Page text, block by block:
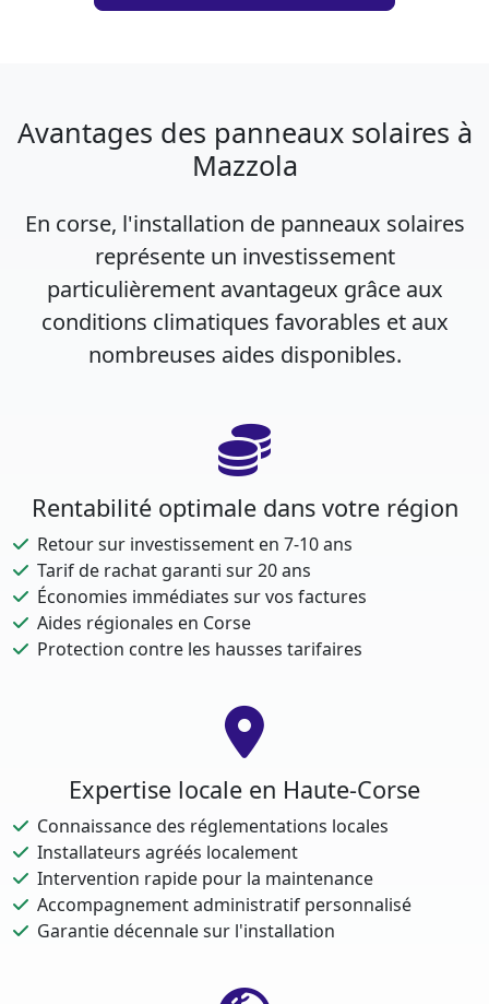
Avantages des panneaux solaires à
Mazzola
En corse, l'installation de panneaux solaires
représente un investissement
particulièrement avantageux grâce aux
conditions climatiques favorables et aux
nombreuses aides disponibles.
Rentabilité optimale dans votre région
Retour sur investissement en 7-10 ans
Tarif de rachat garanti sur 20 ans
Économies immédiates sur vos factures
Aides régionales en Corse
Protection contre les hausses tarifaires
Expertise locale en Haute-Corse
Connaissance des réglementations locales
Installateurs agréés localement
Intervention rapide pour la maintenance
Accompagnement administratif personnalisé
Garantie décennale sur l'installation